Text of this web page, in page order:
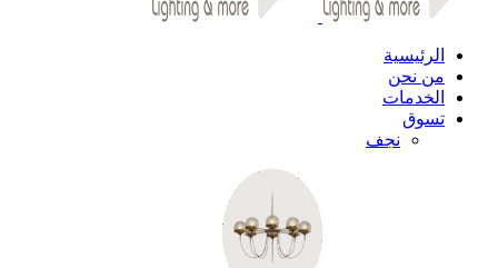
الرئيسية
من نحن
الخدمات
تسوق
نجف